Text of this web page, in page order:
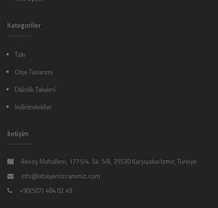
Kategori̇ler
Takı
Obje Tasarımı
Etki̇nli̇k Takvi̇mi̇
İndi̇ri̇mdeki̇ler
İleti̇şi̇m
Aksoy Mahallesi, 1775/4. Sk. 5/A, 35530 Karşıyaka/İzmir, Türkiye
info@atolyemizcanimiz.com
+90(507) 484 02 49